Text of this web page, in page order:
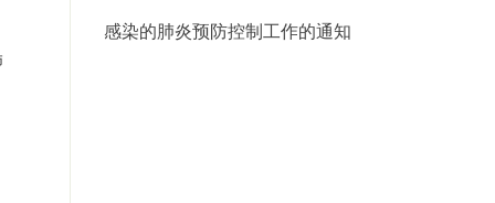
感染的肺炎预防控制工作的通知